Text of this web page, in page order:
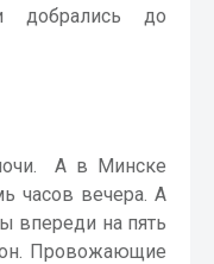
добрались до
А в Минске
часов вечера. А
впереди на пять
Провожающие